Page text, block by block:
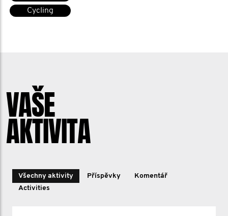
Cycling
VAŠE
AKTIVITA
Všechny aktivity Příspěvky
Komentář
Activities